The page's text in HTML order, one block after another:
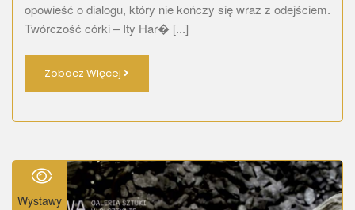
opowieść o dialogu, który nie kończy się wraz z odejściem.
Twórczość córki – Ity Har� [...]
Zobacz Więcej
Wystawy